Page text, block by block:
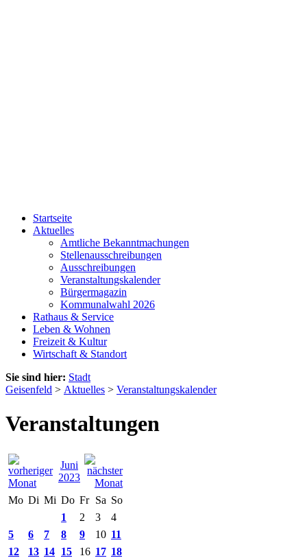
Startseite
Aktuelles
Amtliche Bekanntmachungen
Stellenausschreibungen
Ausschreibungen
Veranstaltungskalender
Bürgermagazin
Kommunalwahl 2026
Rathaus & Service
Leben & Wohnen
Freizeit & Kultur
Wirtschaft & Standort
Sie sind hier: Stadt
Geisenfeld > Aktuelles > Veranstaltungskalender
Veranstaltungen
Juni
2023
Mo Di Mi Do Fr Sa So
1
2 3
4
5
6 7 8 9 10 11
12
13 14 15 16 17 18